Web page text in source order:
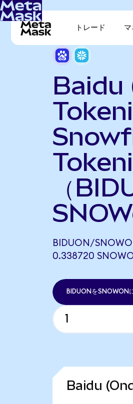
トレード マ
Baidu
（
BIDUON/
0.338720
BIDUONをSNOWON
Baidu